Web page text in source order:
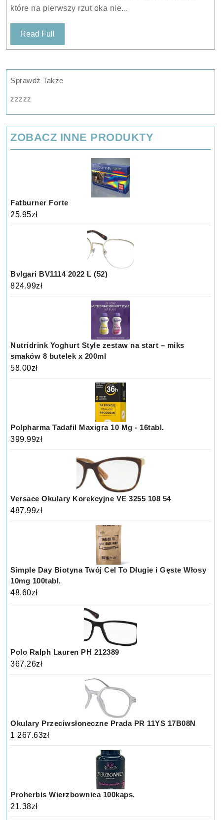
które na pierwszy rzut oka nie...
Read Full
Full
Sprawdź Także
zzzzz
ZOBACZ INNE PRODUKTY
Fatburner Forte
25.95zł
Bvlgari BV1114 2022 L (52)
824.99zł
Nutridrink Yoghurt Style zestaw na start – miks
smaków 8 butelek x 200ml
58.00zł
Polpharma Tadafil Maxigra 10 Mg - 16tabl.
399.99zł
Versace Okulary Korekcyjne VE 3255 108 54
487.99zł
Simple Day Biotyna Twój Cel To Długie i Gęste Włosy
10mg 100tabl.
48.60zł
Polo Ralph Lauren PH 212389
367.26zł
Okulary Przeciwsłoneczne Prada PR 11YS 17B08N
1 267.63zł
Proherbis Wierzbownica 100kaps.
21.38zł